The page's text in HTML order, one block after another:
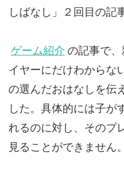
しばなし」２回目の記
ゲーム紹介 の記事で
イヤーにだけわからな
の選んだおはなしを伝
した。具体的には子が
れるのに対し、そのプ
見ることができません。